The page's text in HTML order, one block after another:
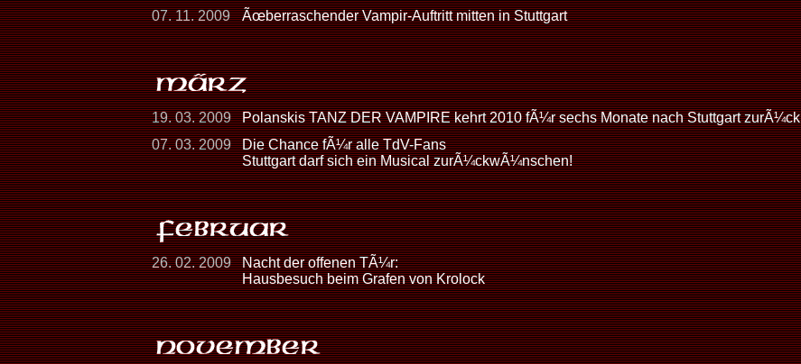
07. 11. 2009 Ãœberraschender Vampir-Auftritt mitten in Stuttgart
19. 03. 2009
Polanskis TANZ DER VAMPIRE kehrt 2010 fÃ¼r sechs Monate nach Stuttgart zurÃ¼ck
07. 03. 2009
Die Chance fÃ¼r alle TdV-Fans
Stuttgart darf sich ein Musical zurÃ¼ckwÃ¼nschen!
26. 02. 2009
Nacht der offenen TÃ¼r:
Hausbesuch beim Grafen von Krolock